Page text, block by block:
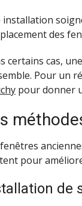
installation
des
certains cas,
Pour un
pour donner
pour
de